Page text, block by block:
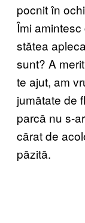
pocnit în
Îmi
stătea
sunt? A
te ajut, am
jumătate de
parcă nu s-
cărat de
păzită.